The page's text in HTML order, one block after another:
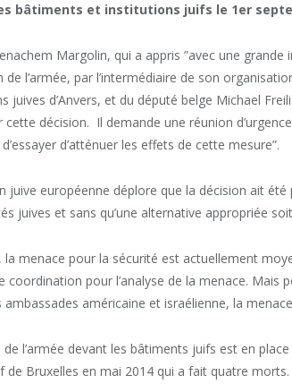
bâtiments et institutions juifs le 1er
Margolin, qui a appris ”avec une
l’armée, par l’intermédiaire de son
juives d’Anvers, et du député belge Michael
cette décision. Il demande une réunion
d’atténuer les effets de cette mesure”.
juive européenne déplore que la décision ait
juives et sans qu’une alternative appropriée
la menace pour la sécurité est actuellement
coordination pour l’analyse de la menace. Mais
ambassades américaine et israélienne, la
de l’armée devant les bâtiments juifs est en
de Bruxelles en mai 2014 qui a fait quatre morts.